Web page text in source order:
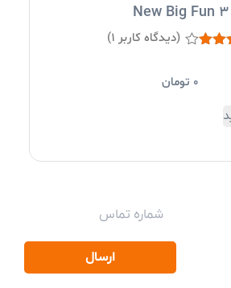
New Big Fun 3
(دیدگاه کاربر 1
)
0 تومان
ارسال